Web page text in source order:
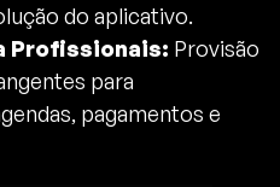
do aplicativo.
Profissionais: Provisão
para
pagamentos e